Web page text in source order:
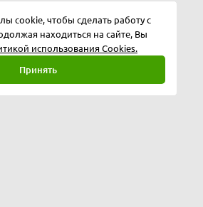
cookie, чтобы сделать работу с
находиться на сайте, Вы
использования Cookies.
Принять